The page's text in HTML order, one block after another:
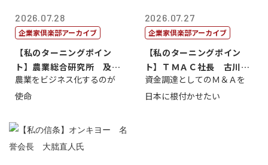
2026.07.28
企業家倶楽部アーカイブ
【私のターニングポイン
ト】農業総合研究所 及川
智正
農業をビジネス化するのが
使命
2026.07.27
企業家倶楽部アーカイブ
【私のターニングポイン
ト】ＴＭＡＣ社長 古川英
一
資金調達としてのＭ＆Ａを
日本に根付かせたい